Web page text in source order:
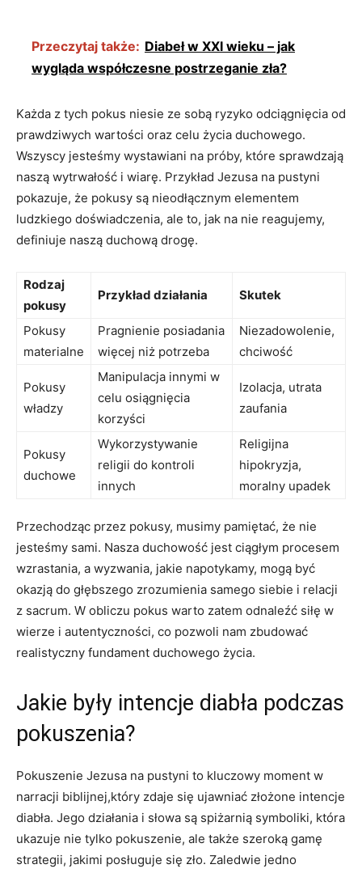
Przeczytaj także: Diabeł w XXI wieku – jak
wygląda współczesne postrzeganie zła?
Każda ⁣z tych pokus niesie ze sobą ryzyko odciągnięcia od
prawdziwych wartości oraz celu życia duchowego.
Wszyscy jesteśmy wystawiani na próby, które sprawdzają
naszą wytrwałość⁤ i wiarę. Przykład ‍Jezusa na pustyni
pokazuje, że pokusy są nieodłącznym‌ elementem
ludzkiego doświadczenia, ale to, jak na⁣ nie reagujemy,
definiuje naszą duchową drogę.
Rodzaj
pokusy
Przykład działania Skutek
Pokusy
⁤materialne
Pragnienie ⁤posiadania
​więcej niż potrzeba
Niezadowolenie,
chciwość
Pokusy
władzy
Manipulacja innymi w
celu osiągnięcia
korzyści
Izolacja, utrata
zaufania
Pokusy
duchowe
Wykorzystywanie
religii do kontroli
innych
Religijna
hipokryzja,
moralny upadek
Przechodząc przez pokusy, musimy pamiętać, że nie​
jesteśmy sami. Nasza ⁤duchowość jest ciągłym procesem
wzrastania, ‌a wyzwania, jakie napotykamy, mogą być
okazją do głębszego zrozumienia​ samego siebie i relacji
‍z sacrum. W obliczu pokus warto zatem odnaleźć siłę w
wierze i ‍autentyczności, co pozwoli nam zbudować⁣
realistyczny⁢ fundament ​duchowego życia.
Jakie były‌ intencje diabła⁤ podczas
pokuszenia?
Pokuszenie ‌Jezusa ⁤na pustyni to kluczowy moment w
narracji biblijnej,który zdaje się ujawniać złożone intencje
⁣diabła. ​Jego działania i słowa są spiżarnią ⁣symboliki, która
ukazuje nie tylko pokuszenie,‍ ale także szeroką gamę
strategii, jakimi posługuje się zło. Zaledwie jedno